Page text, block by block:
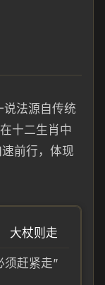
说法源自传统
十二生肖中
前行，体现
大杖则走
须赶紧走”